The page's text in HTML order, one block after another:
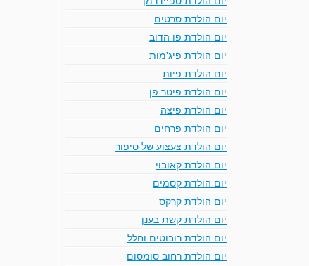
יום הולדת סרטים
יום הולדת פו הדוב
יום הולדת פיג'מות
יום הולדת פיות
יום הולדת פיטר פן
יום הולדת פיצה
יום הולדת פרחים
יום הולדת צעצוע של סיפור
יום הולדת קאובוי
יום הולדת קסמים
יום הולדת קרקס
יום הולדת קשת בענן
יום הולדת רובוטים וחלל
יום הולדת רחוב סומסום